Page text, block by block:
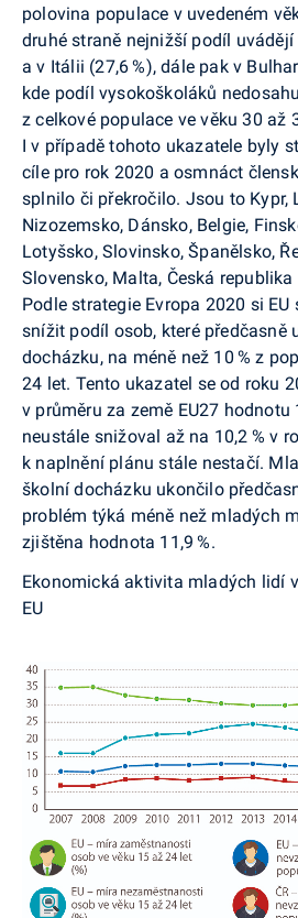
polovina populace v uvedeném
druhé straně nejnižší podíl uvádějí
a v Itálii (27,6 %), dále pak v
kde podíl vysokoškoláků
z celkové populace ve věku 30 až
I v případě tohoto ukazatele byly
cíle pro rok 2020 a osmnáct
splnilo či překročilo. Jsou to Kypr,
Nizozemsko, Dánsko, Belgie,
Lotyšsko, Slovinsko, Španělsko,
Slovensko, Malta, Česká republika
Podle strategie Evropa 2020 si
snížit podíl osob, které předčasně
docházku, na méně než 10 % z
24 let. Tento ukazatel se od roku
v průměru za země EU27 hodnotu
neustále snižoval až na 10,2 % v
k naplnění plánu stále nestačí.
školní docházku ukončilo
problém týká méně než mladých
zjištěna hodnota 11,9 %.
Ekonomická aktivita mladých lidí
EU